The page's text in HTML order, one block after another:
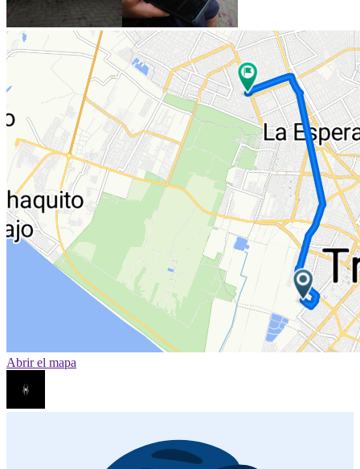
Abrir el mapa